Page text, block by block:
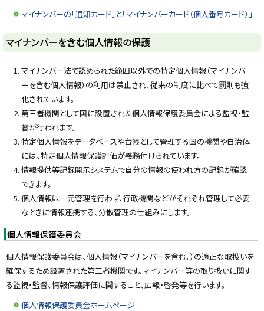
マイナンバーの「通知カード」と「マイナンバーカード（個人番号カード）」
ト
ッ
マイナンバーを含む個人情報の保護
マイナンバー法で認められた範囲以外での特定個人情報（マイナンバ
ーを含む個人情報）の利用は禁止され、従来の制度に比べて罰則も強
化されています。
第三者機関として国に設置された個人情報保護委員会による監視・監
督が行われます。
特定個人情報をデータベースや台帳として管理する国の機関や自治体
には、特定個人情報保護評価が義務付けられています。
情報提供等記録開示システムで自分の情報の使われ方の記録が確認
できます。
個人情報は一元管理を行わず、行政機関などがそれぞれ管理して必要
なときに情報連携する、分散管理の仕組みにします。
個人情報保護委員会
個人情報保護委員会は、個人情報（マイナンバーを含む。）の適正な取扱いを
確保するため設置された第三者機関です。マイナンバー等の取り扱いに関す
る監視・監督、情報保護評価に関すること、広報・啓発等を行います。
個人情報保護委員会ホームページ